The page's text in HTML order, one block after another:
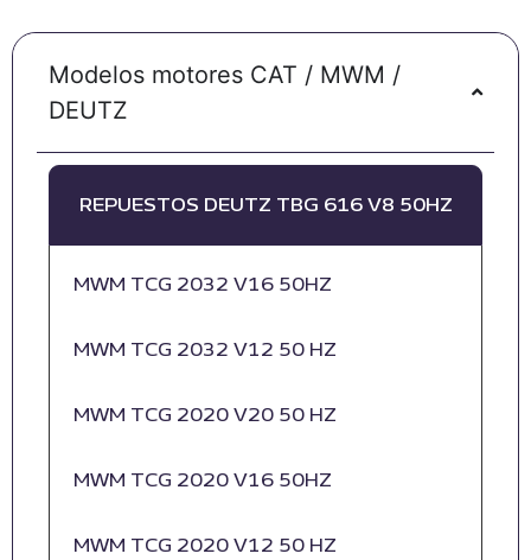
Modelos motores CAT / MWM /
DEUTZ
REPUESTOS DEUTZ TBG 616 V8 50HZ
MWM TCG 2032 V16 50HZ
MWM TCG 2032 V12 50 HZ
MWM TCG 2020 V20 50 HZ
MWM TCG 2020 V16 50HZ
MWM TCG 2020 V12 50 HZ